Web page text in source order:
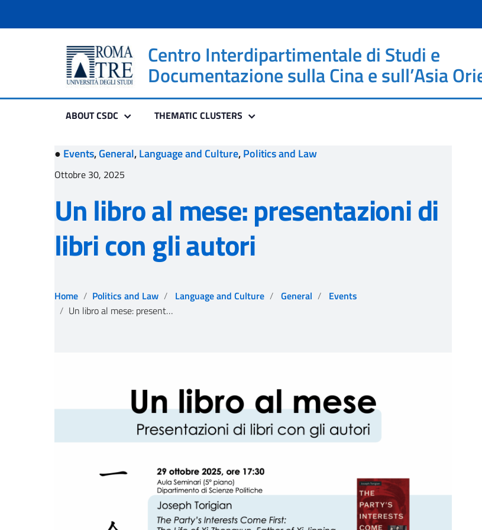
Centro Interdipartimentale di Studi e
Documentazione sulla Cina e sull’Asia
ABOUT CSDC THEMATIC CLUSTERS
● Events,General,Language and Culture,Politics and Law
Ottobre 30, 2025
Un libro al mese: presentazioni di
libri con gli autori
Home Politics and Law Language and Culture General
Events
Un libro al mese: presentazioni di libri con gli autori